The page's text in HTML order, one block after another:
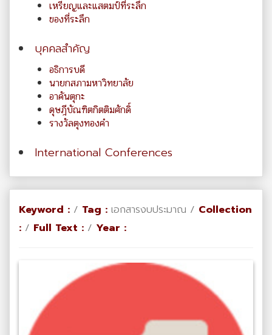
เหรียญและแสตมป์ที่ระลึก
ของที่ระลึก
บุคคลสำคัญ
อธิการบดี
นายกสภามหาวิทยาลัย
อาคันตุกะ
ดุษฎีบัณฑิตกิตติมศักดิ์
รางวัลตุงทองคำ
International Conferences
Keyword : / Tag : เอกสารงบประมาณ / Collection
: / Full Text : / Year :